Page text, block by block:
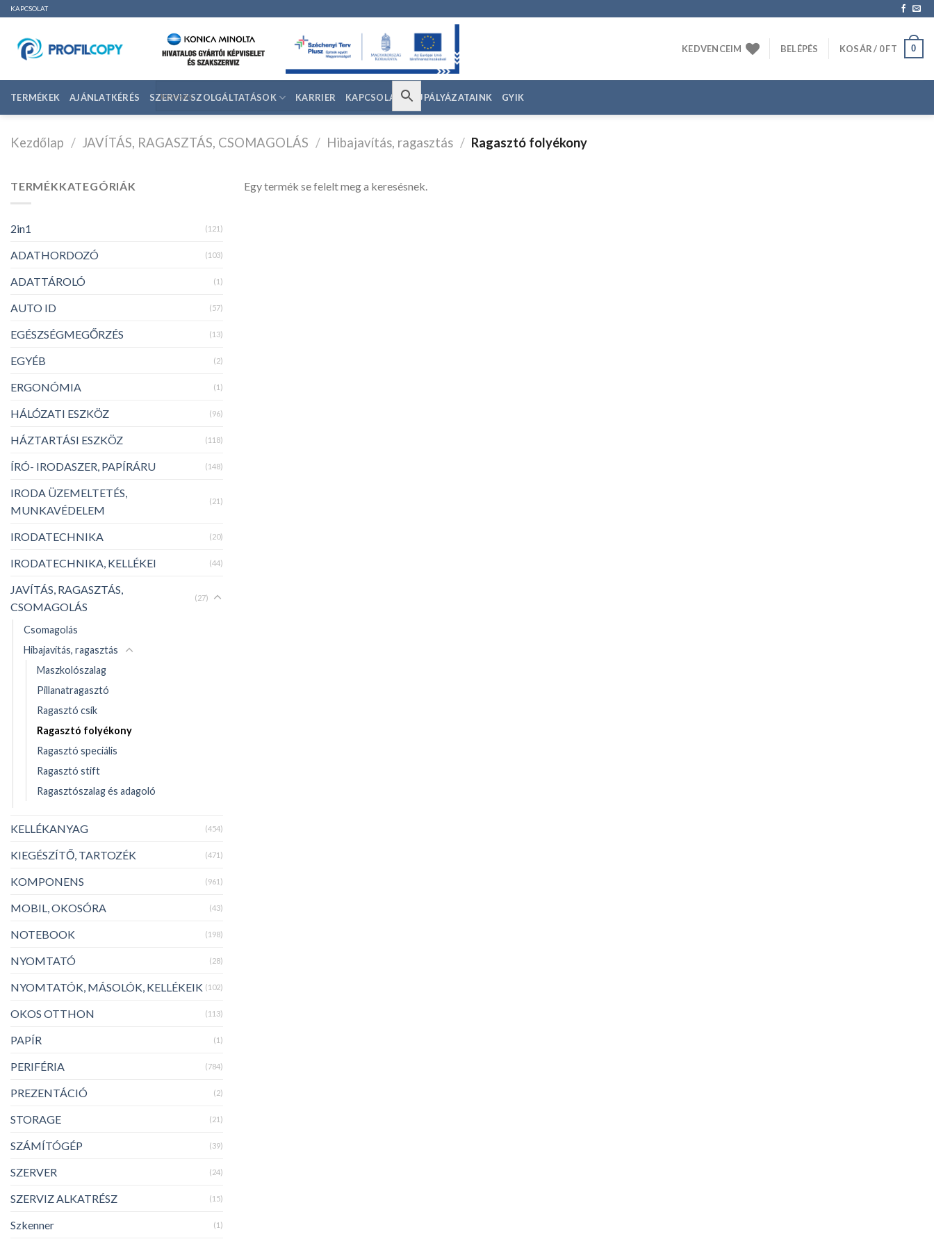
Ugrás
tartalomhoz
KAPCSOLAT
KEDVENCEIM BELÉPÉS KOSÁR / 0FT 0
TERMÉKEK AJÁNLATKÉRÉS SZERVIZ SZOLGÁLTATÁSOK KARRIER KAPCSOLAT EU PÁLYÁZATAINK GYIK
Kezdőlap / JAVÍTÁS, RAGASZTÁS, CSOMAGOLÁS / Hibajavítás, ragasztás / Ragasztó folyékony
TERMÉKKATEGÓRIÁK
2in1 (121)
ADATHORDOZÓ (103)
ADATTÁROLÓ (1)
AUTO ID (57)
EGÉSZSÉGMEGŐRZÉS (13)
EGYÉB (2)
ERGONÓMIA (1)
HÁLÓZATI ESZKÖZ (96)
HÁZTARTÁSI ESZKÖZ (118)
ÍRÓ- IRODASZER, PAPÍRÁRU (148)
IRODA ÜZEMELTETÉS,
MUNKAVÉDELEM
(21)
IRODATECHNIKA (20)
IRODATECHNIKA, KELLÉKEI (44)
JAVÍTÁS, RAGASZTÁS,
CSOMAGOLÁS
(27)
Csomagolás
Hibajavítás, ragasztás
Maszkolószalag
Pillanatragasztó
Ragasztó csík
Ragasztó folyékony
Ragasztó speciális
Ragasztó stift
Ragasztószalag és adagoló
KELLÉKANYAG (454)
KIEGÉSZÍTŐ, TARTOZÉK (471)
KOMPONENS (961)
MOBIL, OKOSÓRA (43)
NOTEBOOK (198)
NYOMTATÓ (28)
NYOMTATÓK, MÁSOLÓK, KELLÉKEIK (102)
OKOS OTTHON (113)
PAPÍR (1)
PERIFÉRIA (784)
PREZENTÁCIÓ (2)
STORAGE (21)
SZÁMÍTÓGÉP (39)
SZERVER (24)
SZERVIZ ALKATRÉSZ (15)
Szkenner (1)
Egy termék se felelt meg a keresésnek.